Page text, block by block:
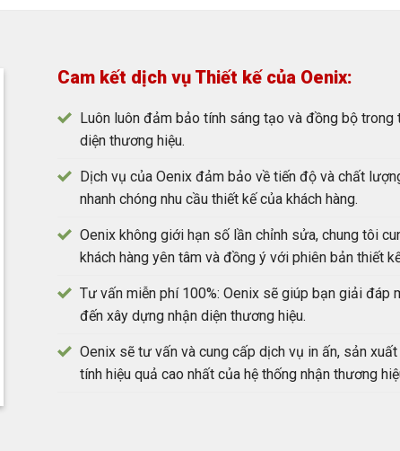
Cam kết dịch vụ Thiết kế của Oenix:
Luôn luôn đảm bảo tính sáng tạo và đồng bộ trong
diện thương hiệu.
Dịch vụ của Oenix đảm bảo về tiến độ và chất
nhanh chóng nhu cầu thiết kế của khách hàng.
Oenix không giới hạn số lần chỉnh sửa, chung tôi
khách hàng yên tâm và đồng ý với phiên bản thiết
Tư vấn miễn phí 100%: Oenix sẽ giúp bạn giải đáp
đến xây dựng nhận diện thương hiệu.
Oenix sẽ tư vấn và cung cấp dịch vụ in ấn, sản
tính hiệu quả cao nhất của hệ thống nhận thương